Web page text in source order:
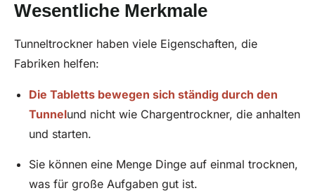
Wesentliche Merkmale
Tunneltrockner haben viele Eigenschaften, die
Fabriken helfen:
Die Tabletts bewegen sich ständig durch den
Tunnelund nicht wie Chargentrockner, die anhalten
und starten.
Sie können eine Menge Dinge auf einmal trocknen,
was für große Aufgaben gut ist.